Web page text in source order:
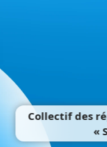
Collectif des
«